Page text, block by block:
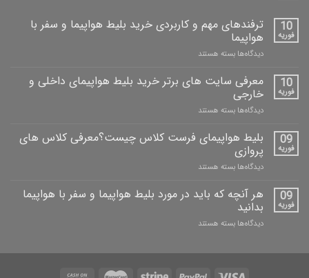
10
فوریه
ترفندهای مهم و کاربردی خرید بلیط هواپیما و سفر با
هواپیما
دیدگاه‌ها بسته هستند
10
فوریه
معرفی سایت های برتر خرید بلیط هواپیمای داخلی و
خارجی
دیدگاه‌ها بسته هستند
09
فوریه
بلیط هواپیمای فرست کلاس چیست؟معرفی کلاس های
پروازی
دیدگاه‌ها بسته هستند
09
فوریه
هر آنچه که باید در مورد بلیط هواپیما و سفر با هواپیما
بدانید
دیدگاه‌ها بسته هستند